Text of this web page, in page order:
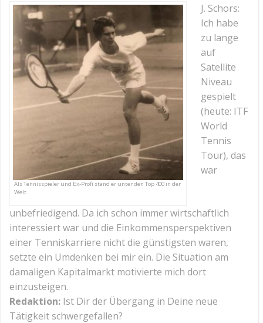
Als Tennisspieler und Ex-Profi stand er unter den Top 400 in der
Welt
J. Schors:
Ich habe
zu lange
auf
Satellite
Niveau
gespielt
(heute: ITF
World
Tennis
Tour), das
war
unbefriedigend. Da ich schon immer wirtschaftlich
interessiert war und die Einkommensperspektiven
einer Tenniskarriere nicht die günstigsten waren,
setzte ein Umdenken bei mir ein. Die Situation am
damaligen Kapitalmarkt motivierte mich dort
einzusteigen.
Redaktion: Ist Dir der Übergang in Deine neue
Tätigkeit schwergefallen?